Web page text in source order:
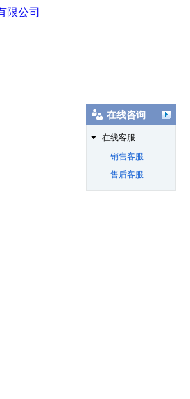
在线咨询
在线客服
销售客服
售后客服